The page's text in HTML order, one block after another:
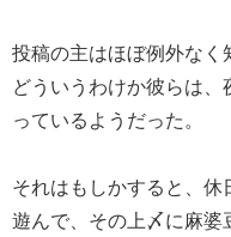
投稿の主はほぼ例外なく
どういうわけか彼らは
っているようだった。
それはもしかすると、
遊んで、その上〆に麻